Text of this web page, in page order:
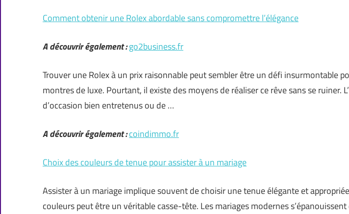
Comment obtenir une Rolex abordable sans compromettre l’élégance
A découvrir également :go2business.fr
Trouver une Rolex à un prix raisonnable peut sembler être un défi insurmontable
montres de luxe. Pourtant, il existe des moyens de réaliser ce rêve sans se ruiner.
d’occasion bien entretenus ou de …
A découvrir également :coindimmo.fr
Choix des couleurs de tenue pour assister à un mariage
Assister à un mariage implique souvent de choisir une tenue élégante et
couleurs peut être un véritable casse-tête. Les mariages modernes